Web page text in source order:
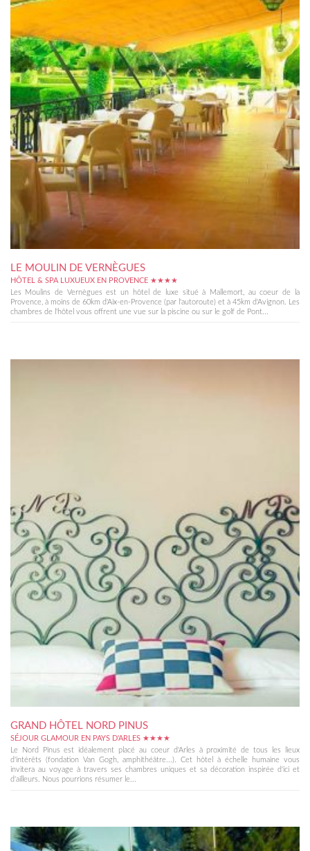
LE MOULIN DE VERNÈGUES
HÔTEL & SPA LUXUEUX EN PROVENCE ★★★★
Les Moulins de Vernègues est un hôtel de luxe situé à Mallemort, au coeur de la
Provence, à moins de 60km d'Aix-en-Provence (par l'autoroute) et à 45km d'Avignon. Les
chambres de l'hôtel vous offrent une vue sur la piscine ou sur le golf de Pont...
GRAND HÔTEL NORD PINUS
SÉJOUR GLAMOUR EN PAYS D'ARLES ★★★★
Le Nord Pinus est idéalement placé au coeur d'Arles à proximité de tous les lieux
d'intérêts (fondation Van Gogh, amphithéâtre...). Cet hôtel à échelle humaine vous
invitera au voyage à travers ses chambres uniques et sa décoration inspirée d'ici et
d'ailleurs. Nous pourrions résumer le...